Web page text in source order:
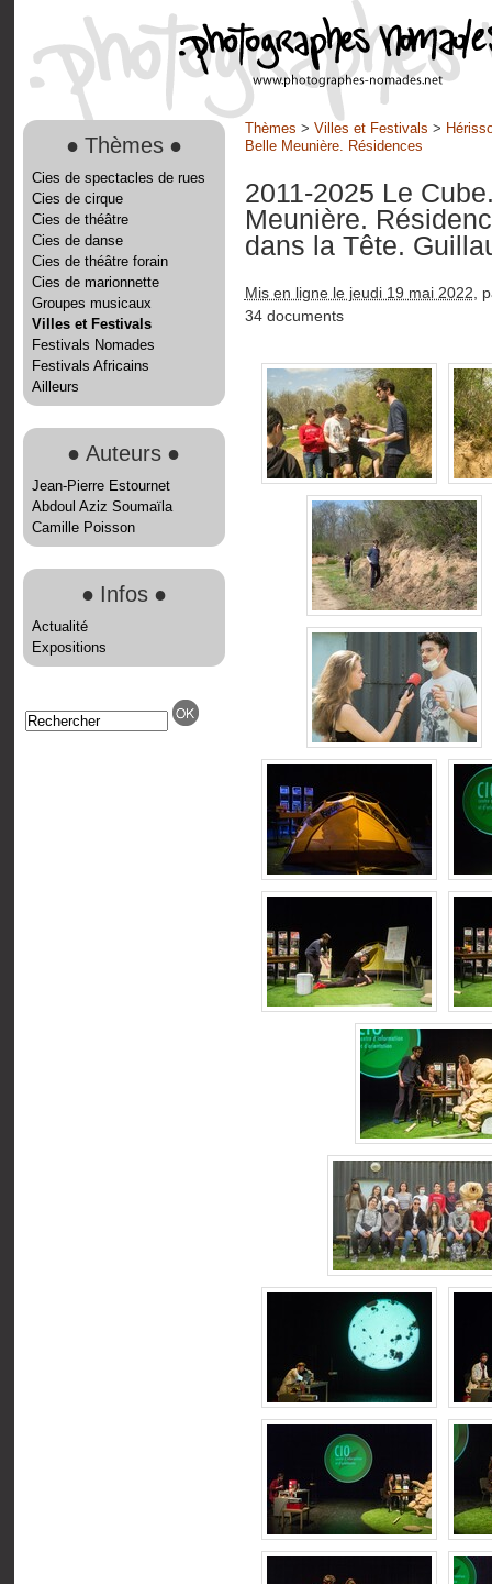
● Thèmes ●
Cies de spectacles de rues
Cies de cirque
Cies de théâtre
Cies de danse
Cies de théâtre forain
Cies de marionnette
Groupes musicaux
Villes et Festivals
Festivals Nomades
Festivals Africains
Ailleurs
● Auteurs ●
Jean-Pierre Estournet
Abdoul Aziz Soumaïla
Camille Poisson
● Infos ●
Actualité
Expositions
Thèmes > Villes et Festivals >
Belle Meunière. Résidences
2011-2025 Le
Meunière.
dans la Tête.
Mis en ligne le jeudi 19 mai 2022 ,
34 documents